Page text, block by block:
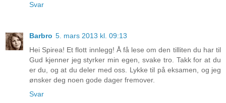
Svar
Barbro 5. mars 2013 kl. 09:13
Hei Spirea! Et flott innlegg! Å få lese om den tilliten du har til
Gud kjenner jeg styrker min egen, svake tro. Takk for at du
er du, og at du deler med oss. Lykke til på eksamen, og jeg
ønsker deg noen gode dager fremover.
Svar